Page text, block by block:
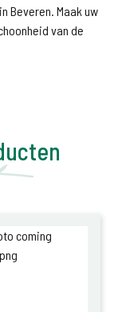
Beveren. Maak uw
van de